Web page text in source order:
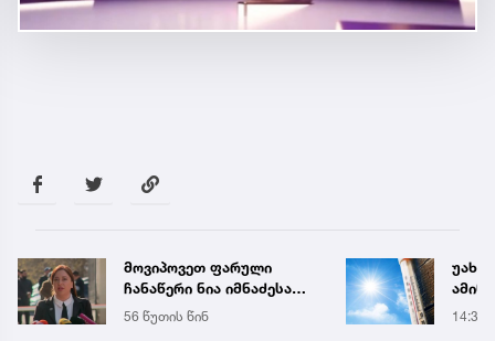
მოვიპოვეთ ფარული
ჩანაწერი ნია იმნაძესა
და მამამისს შორის,
განიხილავდნენ, როგორ
56 წუთის წინ 14:35